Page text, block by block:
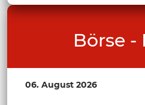
Börse -
06. August 2026